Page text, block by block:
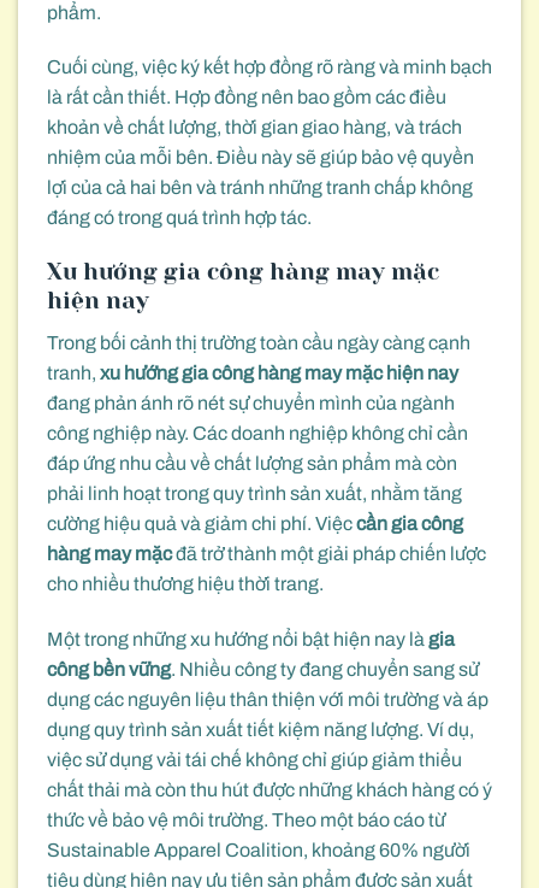
phẩm.
Cuối cùng, việc ký kết hợp đồng rõ ràng và minh bạch
là rất cần thiết. Hợp đồng nên bao gồm các điều
khoản về chất lượng, thời gian giao hàng, và trách
nhiệm của mỗi bên. Điều này sẽ giúp bảo vệ quyền
lợi của cả hai bên và tránh những tranh chấp không
đáng có trong quá trình hợp tác.
Xu hướng gia công hàng may mặc
hiện nay
Trong bối cảnh thị trường toàn cầu ngày càng cạnh
tranh, xu hướng gia công hàng may mặc hiện nay
đang phản ánh rõ nét sự chuyển mình của ngành
công nghiệp này. Các doanh nghiệp không chỉ cần
đáp ứng nhu cầu về chất lượng sản phẩm mà còn
phải linh hoạt trong quy trình sản xuất, nhằm tăng
cường hiệu quả và giảm chi phí. Việccần gia công
hàng may mặcđã trở thành một giải pháp chiến lược
cho nhiều thương hiệu thời trang.
Một trong những xu hướng nổi bật hiện nay là gia
công bền vững. Nhiều công ty đang chuyển sang sử
dụng các nguyên liệu thân thiện với môi trường và áp
dụng quy trình sản xuất tiết kiệm năng lượng. Ví dụ,
việc sử dụng vải tái chế không chỉ giúp giảm thiểu
chất thải mà còn thu hút được những khách hàng có ý
thức về bảo vệ môi trường. Theo một báo cáo từ
Sustainable Apparel Coalition, khoảng 60% người
tiêu dùng hiện nay ưu tiên sản phẩm được sản xuất